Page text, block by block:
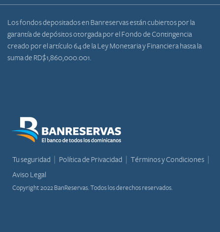
Los fondos depositados en Banreservas están cubiertos por la
garantía de depósitos otorgada por el Fondo de Contingencia
creado por el artículo 64 de la Ley Monetaria y Financiera hasta la
suma de RD$1,860,000.001.
Tu seguridad Política de Privacidad
Términos y Condiciones
Aviso Legal
Copyright 2022 BanReservas. Todos los derechos reservados.